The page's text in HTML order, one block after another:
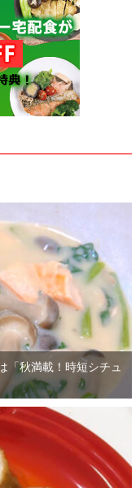
「秋満載！時短シチュ